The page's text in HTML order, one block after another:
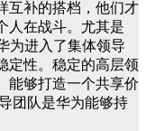
互补的搭档，他们才
人在战斗。尤其是
为进入了集体领导
定性。稳定的高层领
能够打造一个共享价
团队是华为能够持